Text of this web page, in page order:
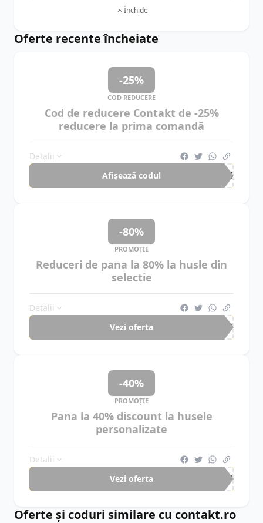
Închide
Oferte recente încheiate
-25%
COD REDUCERE
Cod de reducere Contakt de -25%
reducere la prima comandă
Detalii
Afișează codul
COS
-80%
PROMOȚIE
Reduceri de pana la 80% la husle din
selectie
Detalii
Vezi oferta
-80%
-40%
PROMOȚIE
Pana la 40% discount la husele
personalizate
Detalii
Vezi oferta
-40%
Oferte și coduri similare cu contakt.ro